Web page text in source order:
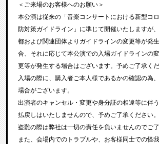
＜ご来場のお客様へのお願い＞
本公演は従来の「音楽コンサートにおける新型コ
防対策ガイドライン」に準じて開催いたしますが
都および関連団体よりガイドラインの変更等が発
合、それに応じて本公演での入場ガイドラインの
更等が発生する場合はございます。予めご了承くだ
入場の際に、購入者ご本人様であるかの確認の為
場合がございます。
出演者のキャンセル・変更や身分証の相違等に伴
払戻しはいたしませんので、予めご了承ください。
盗難の際は弊社は一切の責任を負いませんのでご了
また、会場内でのトラブルや、お客様同士での怪